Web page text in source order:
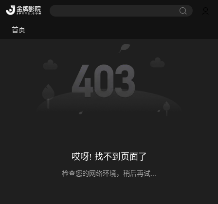
首页
哎呀! 找不到页面了
检查您的网络环境，稍后再试...